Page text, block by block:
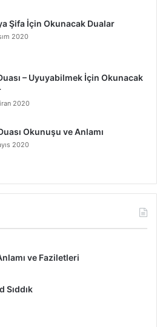
Şifa İçin Okunacak Dualar
2020
– Uyuyabilmek İçin Okunacak
2020
Okunuşu ve Anlamı
2020
ve Faziletleri
Sıddık